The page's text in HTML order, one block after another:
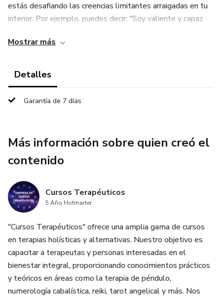
estás desafiando las creencias limitantes arraigadas en tu
interior. Por ejemplo, puedes decir: "Soy valiente y capaz
Esta afirmación te empodera y te recuerda tu fortaleza
Mostrar más
Detalles
Garantía de 7 días
Más información sobre quien creó el
contenido
Cursos Terapéuticos
5 Año Hotmarter
"Cursos Terapéuticos" ofrece una amplia gama de cursos
en terapias holísticas y alternativas. Nuestro objetivo es
capacitar a terapeutas y personas interesadas en el
bienestar integral, proporcionando conocimientos prácticos
y teóricos en áreas como la terapia de péndulo,
numerología cabalística, reiki, tarot angelical y más. Nos